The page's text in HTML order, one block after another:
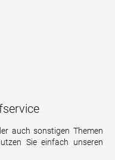
auch sonstigen Themen
Sie einfach unseren